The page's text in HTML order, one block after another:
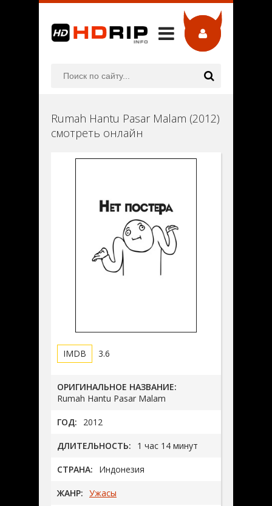
Rumah Hantu Pasar Malam (2012)
смотреть онлайн
3.6
ОРИГИНАЛЬНОЕ НАЗВАНИЕ:
Rumah Hantu Pasar Malam
ГОД: 2012
ДЛИТЕЛЬНОСТЬ: 1 час 14 минут
СТРАНА: Индонезия
ЖАНР: Ужасы